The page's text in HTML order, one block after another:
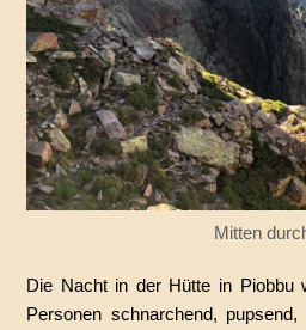
Mitten
Die Nacht in der Hütte in Piobbu
Personen schnarchend,